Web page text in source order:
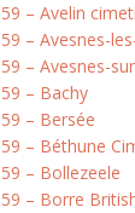
59 – Avelin
59 – Avesnes-
59 – Avesnes-
59 – Bachy
59 – Bersée
59 – Béthune
59 – Bollezeele
59 – Borre